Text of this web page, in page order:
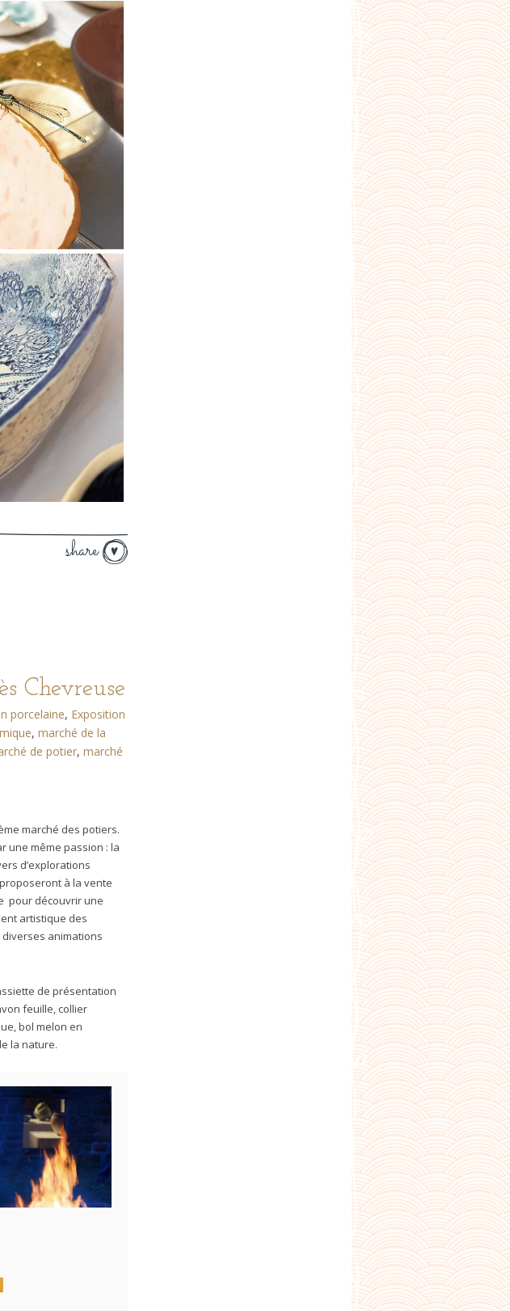
share
Chevreuse
porcelaine, Exposition
,marché de la
de potier, marché
marché des potiers.
une même passion : la
d’explorations
à la vente
pour découvrir une
artistique des
animations
de présentation
feuille, collier
bol melon en
la nature.